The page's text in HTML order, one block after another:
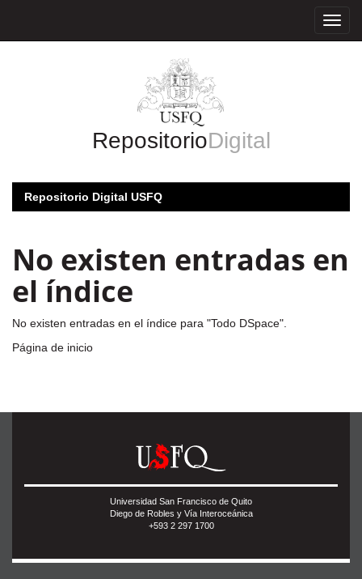
RepositorioDigital
Repositorio Digital USFQ
No existen entradas en
el índice
No existen entradas en el índice para "Todo DSpace".
Página de inicio
Universidad San Francisco de Quito
Diego de Robles y Vía Interoceánica
+593 2 297 1700